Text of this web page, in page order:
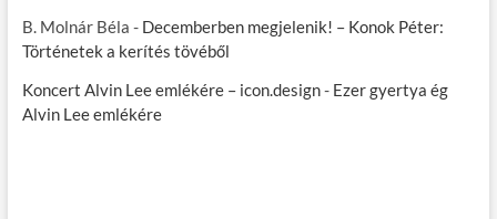
B. Molnár Béla - Decemberben megjelenik! – Konok Péter:
Történetek a kerítés tövéből
Koncert Alvin Lee emlékére – icon.design- Ezer gyertya ég
Alvin Lee emlékére